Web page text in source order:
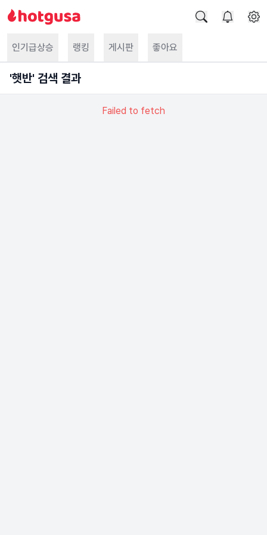
인기급상승 랭킹 게시판 좋아요
'햇반' 검색 결과
Failed to fetch